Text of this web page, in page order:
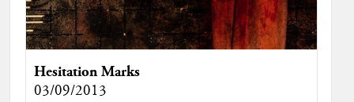
Hesitation Marks
03/09/2013